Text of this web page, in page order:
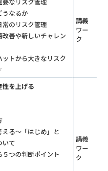
うなるか
常のリスク管理
改善や新しいチャレン
ットから大きなリスク
講義
ワー
ク
性を上げる
える～「はじめ」と
いて
５つの判断ポイント
講義
ワー
ク